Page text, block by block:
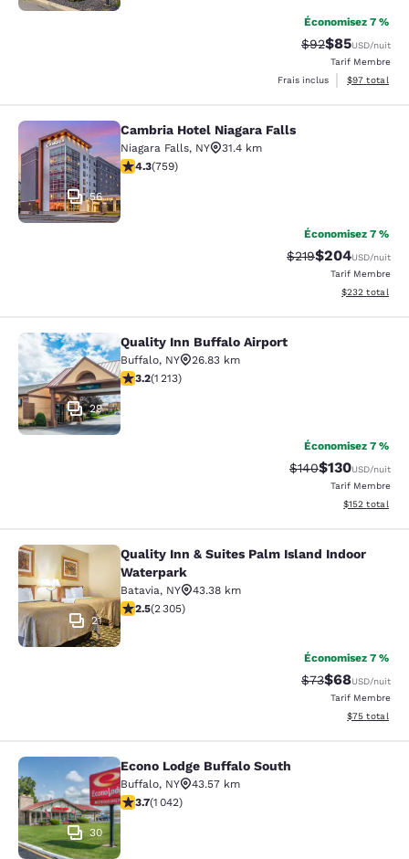
Économisez 7 %
Tarif barré :
$92Tarif réduit :
$85USD/nuit
Tarif Membre
Frais inclus
Afficher les
$97 total
Cambria Hotel Niagara Falls
56
Cambria Hotel Niagara Falls
Niagara Falls, NY
31.4 km
4.26 étoiles. Excellent. 759 commentaires
4.3(759)
Économisez 7 %
Tarif barré :
$219Tarif réduit :
$204USD/nuit
Tarif Membre
Afficher les
$232 total
Quality Inn Buffalo Airport
29
Quality Inn Buffalo Airport
Buffalo, NY
26.83 km
3.2 étoiles. Bien. 1213 commentaires
3.2(1 213)
Économisez 7 %
Tarif barré :
$140Tarif réduit :
$130USD/nuit
Tarif Membre
Afficher les
$152 total
Quality Inn & Suites Palm Island
21
Quality Inn & Suites Palm Island Indoor
Waterpark
Batavia, NY
43.38 km
2.52 étoiles. Moyen. 2305 commentaires
2.5(2 305)
Économisez 7 %
Tarif barré :
$73Tarif réduit :
$68USD/nuit
Tarif Membre
Afficher les
$75 total
Econo Lodge Buffalo South
30
Econo Lodge Buffalo South
Buffalo, NY
43.57 km
3.66 étoiles. Bien. 1042 commentaires
3.7(1 042)